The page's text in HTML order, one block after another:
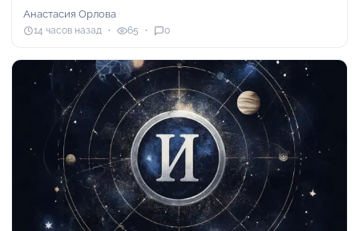
Анастасия Орлова
14 часов назад 65 0